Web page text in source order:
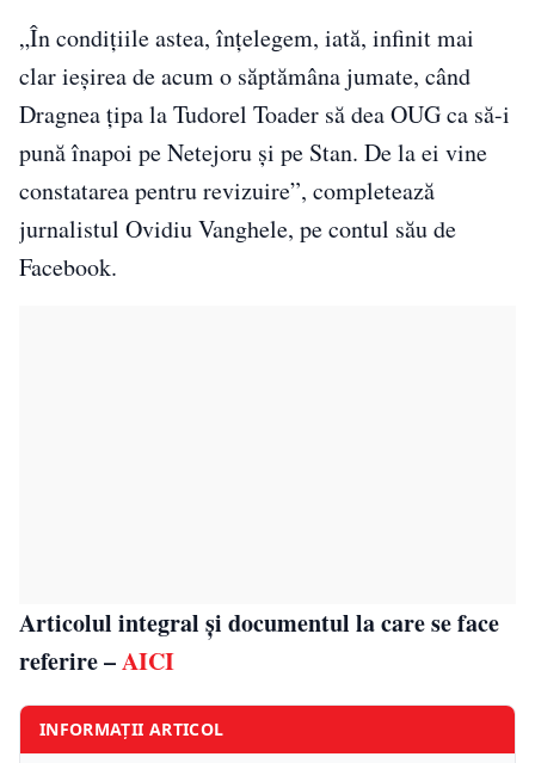
„În condițiile astea, înțelegem, iată, infinit mai
clar ieșirea de acum o săptămâna jumate, când
Dragnea țipa la Tudorel Toader să dea OUG ca să-i
pună înapoi pe Netejoru și pe Stan. De la ei vine
constatarea pentru revizuire”, completează
jurnalistul Ovidiu Vanghele, pe contul său de
Facebook.
Articolul integral şi documentul la care se face
referire –AICI
INFORMAȚII ARTICOL